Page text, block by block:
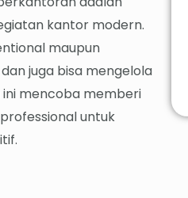
kantor modern.
maupun
juga bisa mengelola
mencoba memberi
untuk